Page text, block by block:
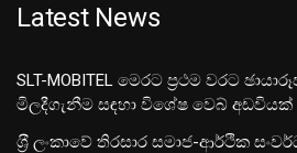
Latest News
SLT-MOBITEL මෙරට ප්‍රථම වරට
මිලදීගැනීම සඳහා විශේෂ වෙබ් අඩවියක්
ශ‍්‍රී ලංකාවේ තිරසාර සමාජ-ආර්ථික